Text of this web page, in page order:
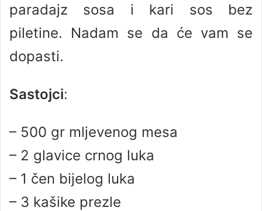
paradajz sosa i kari sos bez
piletine. Nadam se da će vam se
dopasti.
Sastojci:
– 500 gr mljevenog mesa
– 2 glavice crnog luka
– 1 čen bijelog luka
– 3 kašike prezle